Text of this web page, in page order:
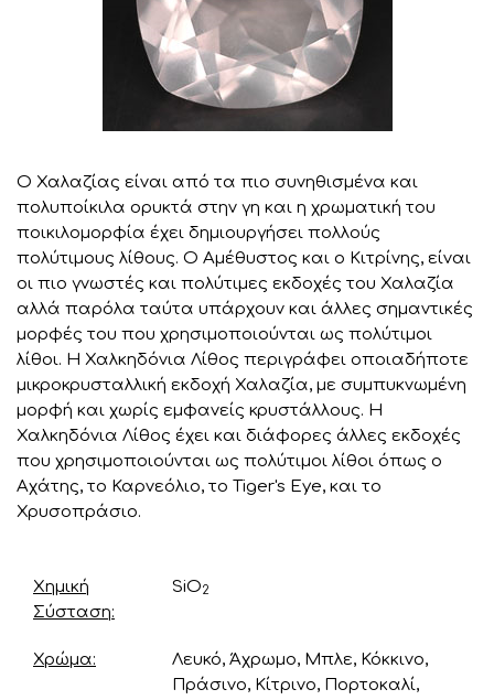
Ο Χαλαζίας είναι από τα πιο συνηθισμένα και
πολυποίκιλα ορυκτά στην γη και η χρωματική του
ποικιλομορφία έχει δημιουργήσει πολλούς
πολύτιμους λίθους. Ο Αμέθυστος και ο Κιτρίνης, είναι
οι πιο γνωστές και πολύτιμες εκδοχές του Χαλαζία
αλλά παρόλα ταύτα υπάρχουν και άλλες σημαντικές
μορφές του που χρησιμοποιούνται ως πολύτιμοι
λίθοι. Η Χαλκηδόνια Λίθος περιγράφει οποιαδήποτε
μικροκρυσταλλική εκδοχή Χαλαζία, με συμπυκνωμένη
μορφή και χωρίς εμφανείς κρυστάλλους. Η
Χαλκηδόνια Λίθος έχει και διάφορες άλλες εκδοχές
που χρησιμοποιούνται ως πολύτιμοι λίθοι όπως ο
Αχάτης, το Καρνεόλιο, το Tiger's Eye, και το
Χρυσοπράσιο.
Χημική
Σύσταση
SiO2
Χρώμα
Λευκό, Άχρωμο, Μπλε, Κόκκινο,
Πράσινο, Κίτρινο, Πορτοκαλί,